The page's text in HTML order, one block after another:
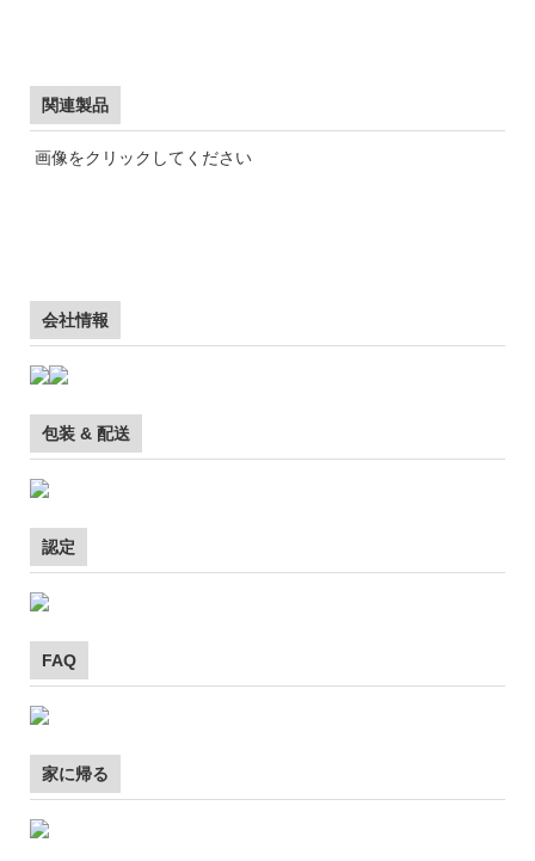
関連製品
画像をクリックしてください
会社情報
包装 & 配送
認定
FAQ
家に帰る